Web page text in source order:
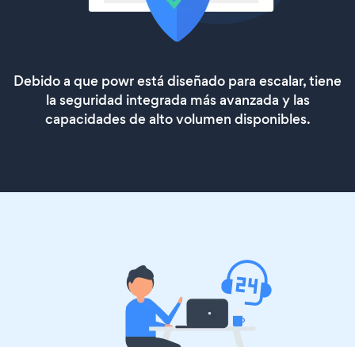
Debido a que powr está diseñado para escalar, tiene
la seguridad integrada más avanzada y las
capacidades de alto volumen disponibles.